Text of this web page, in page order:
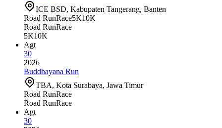
ICE BSD, Kabupaten Tangerang, Banten
Road RunRace5K10K
Road RunRace
5K10K
Agt
30
2026
Buddhayana Run
TBA, Kota Surabaya, Jawa Timur
Road RunRace
Road RunRace
Agt
30